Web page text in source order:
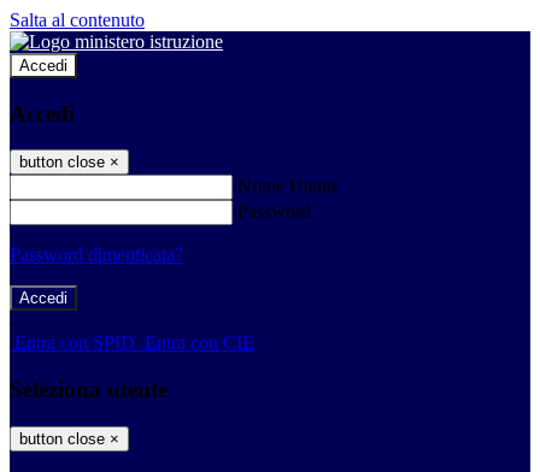
Salta al contenuto
Accedi
Accedi
button close ×
Nome Utente
Password
Password dimenticata?
-
Entra con SPID Entra con CIE
Seleziona utente
button close ×